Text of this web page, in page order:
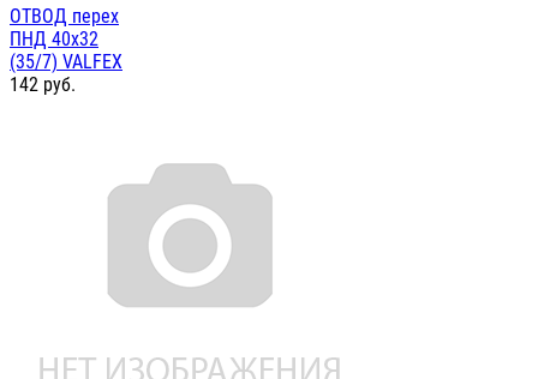
ОТВОД перех
ПНД 40х32
(35/7) VALFEX
142 руб.